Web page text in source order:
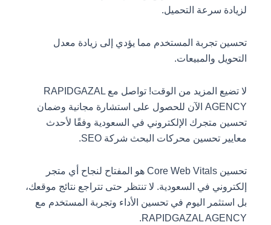
لزيادة سرعة التحميل.
تحسين تجربة المستخدم مما يؤدي إلى زيادة معدل
التحويل والمبيعات.
لا تضيع المزيد من الوقت! تواصل مع RAPIDGAZAL
AGENCY الآن للحصول على استشارة مجانية وضمان
تحسين متجرك الإلكتروني في السعودية وفقًا لأحدث
معايير تحسين محركات البحث شركة SEO.
تحسين Core Web Vitals هو المفتاح لنجاح أي متجر
إلكتروني في السعودية. لا تنتظر حتى تتراجع نتائج موقعك،
بل استثمر اليوم في تحسين الأداء وتجربة المستخدم مع
RAPIDGAZAL AGENCY.